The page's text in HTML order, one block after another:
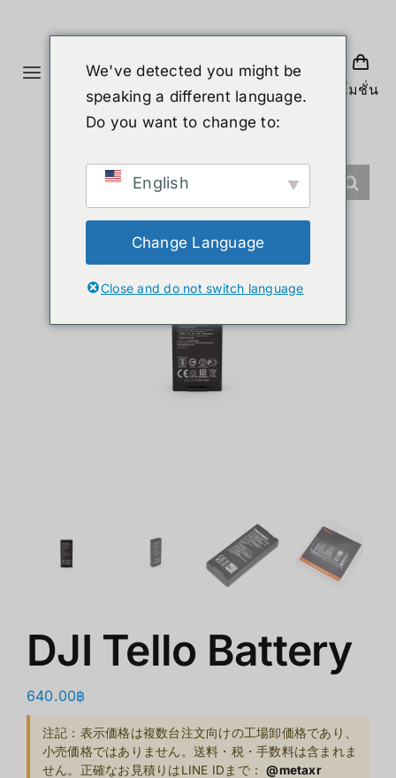
Toggle
Navigation
ヒューマノイド
ニュース
โปรโมชั่น
DJI Tello Battery
640.00฿
注記：表示価格は複数台注文向けの工場卸価格であり、
小売価格ではありません。送料・税・手数料は含まれま
せん。正確なお見積りはLINE IDまで：@metaxr
We've detected you might be
speaking a different language.
Do you want to change to:
English
Change Language
Close and do not switch language